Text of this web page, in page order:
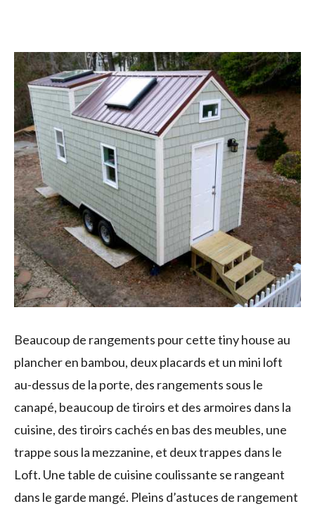
Beaucoup de rangements pour cettetinyhouse au
plancher en bambou, deux placards et un mini loft
au-dessus de la porte, des rangements sous le
canapé, beaucoup de tiroirs et des armoires dans la
cuisine, des tiroirs cachés en bas des meubles, une
trappe sous la mezzanine, et deux trappes dans le
Loft. Une table de cuisine coulissante se rangeant
dans le garde mangé. Pleins d’astuces de rangement